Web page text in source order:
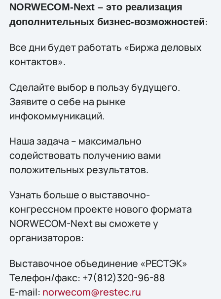
NORWECOM-Next – это реализация
дополнительных бизнес-возможностей:
Все дни будет работать «Биржа деловых
контактов».
Сделайте выбор в пользу будущего.
Заявите о себе на рынке
инфокоммуникаций.
Наша задача – максимально
содействовать получению вами
положительных результатов.
Узнать больше о выставочно-
конгрессном проекте нового формата
NORWECOM-Next вы сможете у
организаторов:
Выставочное объединение «РЕСТЭК»
Телефон/факс: +7(812)320-96-88
E-mail: norwecom@restec.ru